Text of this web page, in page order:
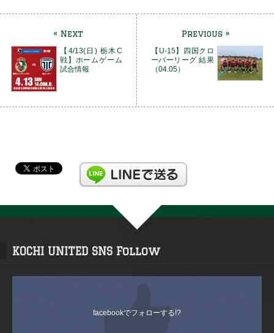
« Next
【4/13(日) 栃木C
戦】ホームゲーム
試合情報
Previous »
【U-15】四国クロ
ーバーリーグ 結果
（04.05）
KOCHI UNITED SNS Follow
facebookでフォローする!?